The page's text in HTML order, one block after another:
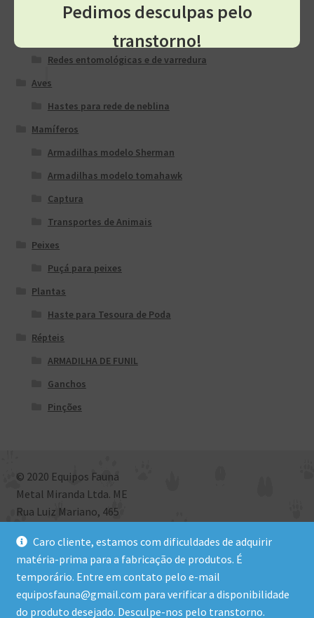
Artrópodes
Armadilha Entomológica
Redes entomológicas e de varredura
Aves
Hastes para rede de neblina
Mamíferos
Armadilhas modelo Sherman
Armadilhas modelo tomahawk
Captura
Transportes de Animais
Peixes
Puçá para peixes
Plantas
Haste para Tesoura de Poda
Répteis
ARMADILHA DE FUNIL
Ganchos
Pinções
Pedimos desculpas pelo
transtorno!
© 2020 Equipos Fauna
Metal Miranda Ltda. ME
Rua Luiz Mariano, 465
CEP: 88801-972 | CNPJ: 09.581.577/0001-09
Site desenvolvido por PabloNK
Caro cliente, estamos com dificuldades de adquirir
matéria-prima para a fabricação de produtos. É
temporário. Entre em contato pelo e-mail
equiposfauna@gmail.com para verificar a disponibilidade
do produto desejado. Desculpe-nos pelo transtorno.